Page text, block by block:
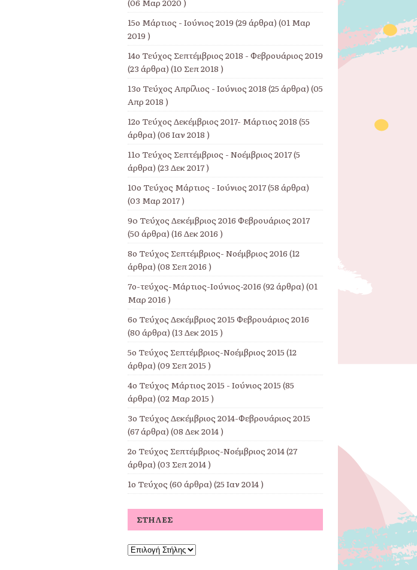
15ο Μάρτιος - Ιούνιος 2019 (29 άρθρα) (01 Μαρ
2019 )
14ο Τεύχος Σεπτέμβριος 2018 - Φεβρουάριος 2019
(23 άρθρα) (10 Σεπ 2018 )
13ο Τεύχος Απρίλιος - Ιούνιος 2018 (25 άρθρα) (05
Απρ 2018 )
12ο Τεύχος Δεκέμβριος 2017- Μάρτιος 2018 (55
άρθρα) (06 Ιαν 2018 )
11o Τεύχος Σεπτέμβριος - Νοέμβριος 2017(5
άρθρα) (23 Δεκ 2017 )
10ο Τεύχος Μάρτιος - Ιούνιος 2017(58 άρθρα)
(03 Μαρ 2017 )
9o Τεύχος Δεκέμβριος 2016 Φεβρουάριος 2017
(50 άρθρα) (16 Δεκ 2016 )
8ο Τεύχος Σεπτέμβριος- Νοέμβριος 2016 (12
άρθρα) (08 Σεπ 2016 )
7ο-τεύχος-Μάρτιος-Ιούνιος-2016 (92 άρθρα) (01
Μαρ 2016 )
6ο Τεύχος Δεκέμβριος 2015 Φεβρουάριος 2016
(80 άρθρα) (13 Δεκ 2015 )
5ο Τεύχος Σεπτέμβριος-Νοέμβριος 2015 (12
άρθρα) (09 Σεπ 2015 )
4ο Τεύχος Μάρτιος 2015 - Ιούνιος 2015 (85
άρθρα) (02 Μαρ 2015 )
3ο Τεύχος Δεκέμβριος 2014-Φεβρουάριος 2015
(67 άρθρα) (08 Δεκ 2014 )
2ο Τεύχος Σεπτέμβριος-Νοέμβριος 2014(27
άρθρα) (03 Σεπ 2014 )
1ο Τεύχος (60 άρθρα) (25 Ιαν 2014 )
ΣΤΉΛΕΣ